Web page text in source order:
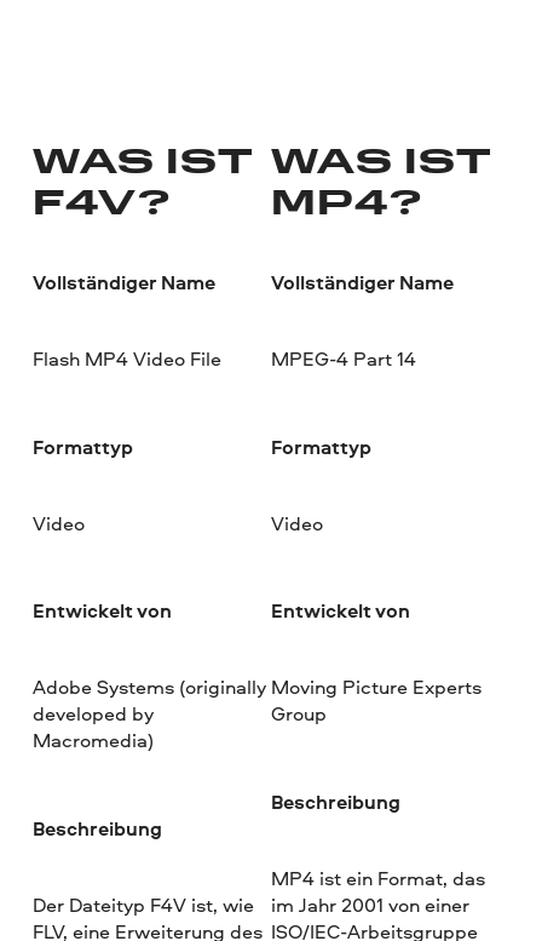
WAS IST
F4V?
Vollständiger Name
Flash MP4 Video File
Formattyp
Video
Entwickelt von
Adobe Systems (originally
developed by
Macromedia)
Beschreibung
Der Dateityp F4V ist, wie
FLV, eine Erweiterung des
WAS IST
MP4?
Vollständiger Name
MPEG-4 Part 14
Formattyp
Video
Entwickelt von
Moving Picture Experts
Group
Beschreibung
MP4 ist ein Format, das
im Jahr 2001 von einer
ISO/IEC-Arbeitsgruppe